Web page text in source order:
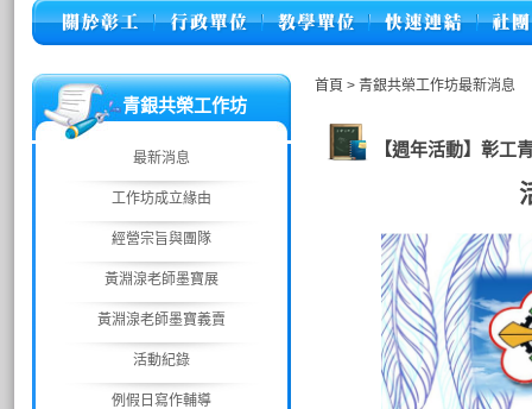
青銀共榮工作坊
最新消息
工作坊成立緣由
經營宗旨與團隊
黃淵湶老師墨寶展
黃淵湶老師墨寶義賣
活動紀錄
例假日寫作輔導
首頁 > 青銀共榮工作坊最新消息
【週年活動】彰工